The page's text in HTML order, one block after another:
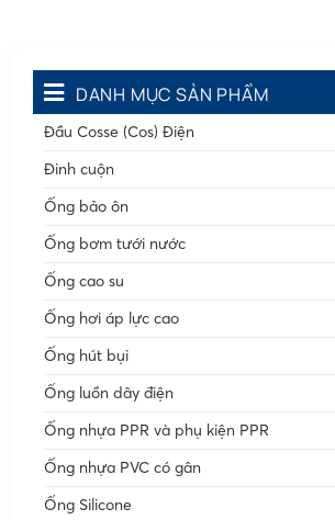
DANH MỤC SẢN PHẨM
Đầu Cosse (Cos) Điện
Đinh cuộn
Ống bảo ôn
Ống bơm tưới nước
Ống cao su
Ống hơi áp lực cao
Ống hút bụi
Ống luồn dây điện
Ống nhựa PPR và phụ kiện PPR
Ống nhựa PVC có gân
Ống Silicone